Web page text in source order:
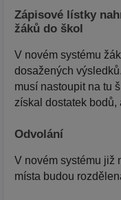
Zápisové lístky
žáků do škol
V novém systému
dosažených
musí nastoupit na tu
získal dostatek bodů,
Odvolání
V novém systému již
místa budou